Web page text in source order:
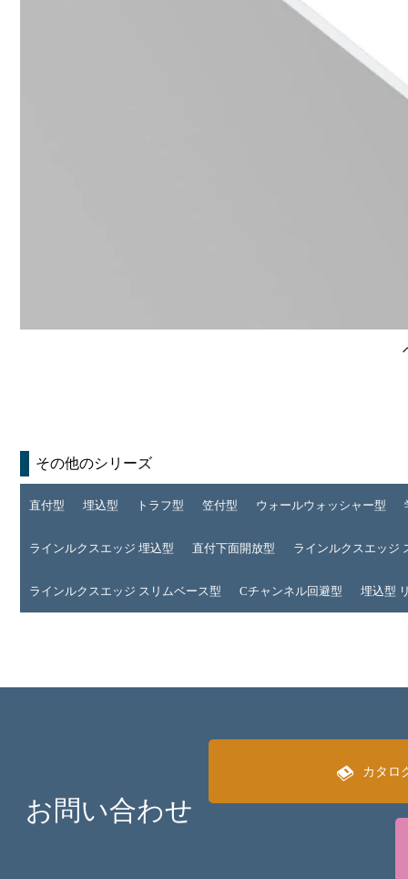
その他のシリーズ
直付型 埋込型 トラフ型 笠付型 ウォールウォッシャー型
ラインルクスエッジ 埋込型 直付下面開放型 ラインルクスエッジ
ラインルクスエッジ スリムベース型 Cチャンネル回避型 埋込型
お問い合わせ
カタロ